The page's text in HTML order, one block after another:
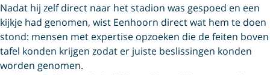
Nadat hij zelf direct naar het stadion was gespoed en een
kijkje had genomen, wist Eenhoorn direct wat hem te doen
stond: mensen met expertise opzoeken die de feiten boven
tafel konden krijgen zodat er juiste beslissingen konden
worden genomen.